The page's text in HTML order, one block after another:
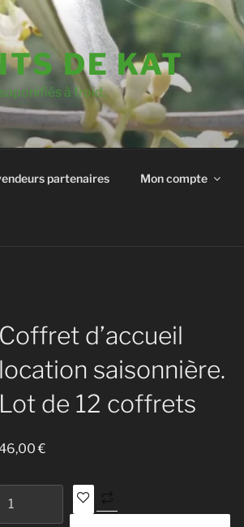
DE KAT
à froid.
partenaires Mon compte
Coffret d’accueil
location saisonnière.
Lot de 12 coffrets
€
de